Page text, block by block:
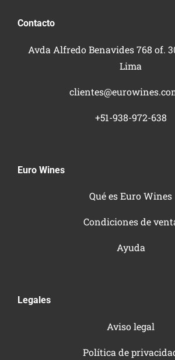
Contacto
Avda Alfredo Benavides 768 of.
Lima
+51-938-972-638
Euro Wines
Qué es Euro Wines
Condiciones de
Ayuda
Legales
Aviso legal
Política de